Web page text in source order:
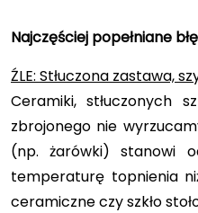
Najczęściej popełniane
ŹLE: Stłuczona zastawa,
Ceramiki, stłuczonych
zbrojonego nie
(np. żarówki) stanowi
temperaturę topnienia
ceramiczne czy szkło